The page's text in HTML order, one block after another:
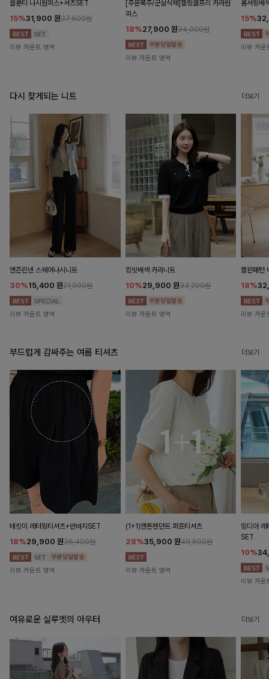
블룬티 나시원피스+셔츠SET
15%31,900 원37,500원
리뷰 카운트 영역
[주문폭주/군살삭제]젤링클프리 카라원
피스
18%27,900 원34,000원
리뷰 카운트 영역
롬셔링배
15%
리뷰 카운
다시 찾게되는 니트 더보기
앤즌린넨 스퀘어나시니트
30%15,400 원21,900원
리뷰 카운트 영역
킹밋배색 카라니트
10%29,900 원33,200원
리뷰 카운트 영역
캘핀패턴
18%
리뷰 카운
부드럽게 감싸주는 여름 티셔츠 더보기
테킷미 레터링티셔츠+반바지SET
18%29,900 원36,400원
리뷰 카운트 영역
(1+1)앤튼펜던트 퍼프티셔츠
28%35,900 원49,800원
리뷰 카운트 영역
밍디아 레
SET
10%
리뷰 카운
여유로운 실루엣의 아우터 더보기